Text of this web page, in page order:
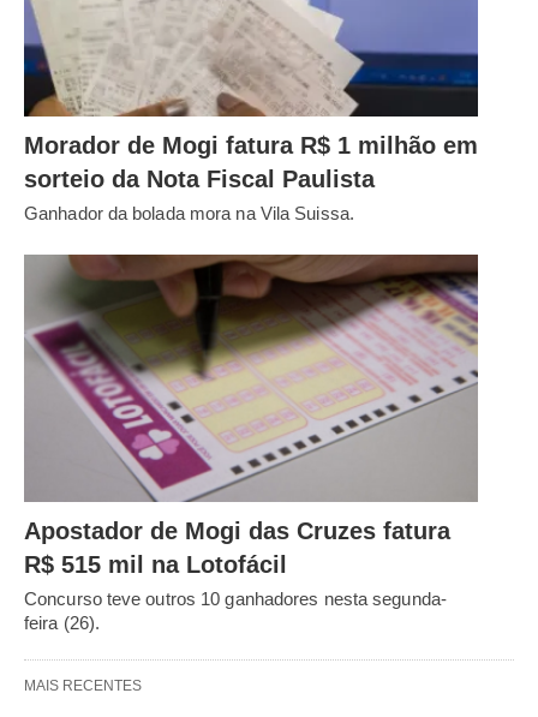
Morador de Mogi fatura R$ 1 milhão em
sorteio da Nota Fiscal Paulista
Ganhador da bolada mora na Vila Suissa.
Apostador de Mogi das Cruzes fatura
R$ 515 mil na Lotofácil
Concurso teve outros 10 ganhadores nesta segunda-
feira (26).
MAIS RECENTES